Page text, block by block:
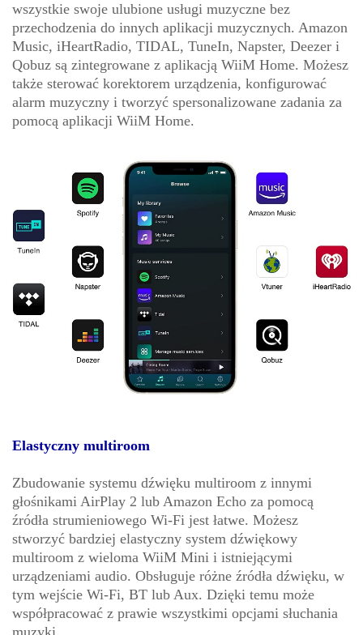
wszystkie swoje ulubione usługi muzyczne bez
przechodzenia do innych aplikacji muzycznych. Amazon
Music, iHeartRadio, TIDAL, TuneIn, Napster, Deezer i
Qobuz są zintegrowane z aplikacją WiiM Home. Możesz
także sterować korektorem urządzenia, konfigurować
alarm muzyczny i tworzyć spersonalizowane zadania za
pomocą aplikacji WiiM Home.
Elastyczny multiroom
Zbudowanie systemu dźwięku multiroom z innymi
głośnikami AirPlay 2 lub Amazon Echo za pomocą
źródła strumieniowego Wi-Fi jest łatwe. Możesz
stworzyć bardziej elastyczny system dźwiękowy
multiroom z wieloma WiiM Mini i istniejącymi
urządzeniami audio. Obsługuje różne źródła dźwięku, w
tym wejście Wi-Fi, BT lub Aux. Dzięki temu może
współpracować z prawie wszystkimi opcjami słuchania
muzyki.